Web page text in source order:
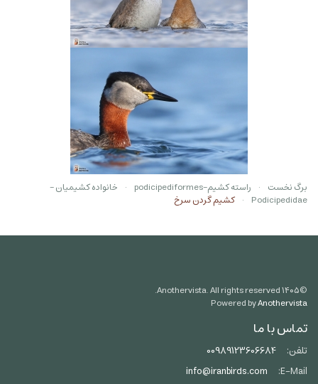
برگ نخست راسته کشیم-podicipediformes
خانواده کشیمیان -
Podicipedidae
کشیم گردن سرخ
©۱۴۰۵
Powered byAnothervista
تماس با ما
تلفن:
00989123606684
E-Mail:
info@iranbirds.com